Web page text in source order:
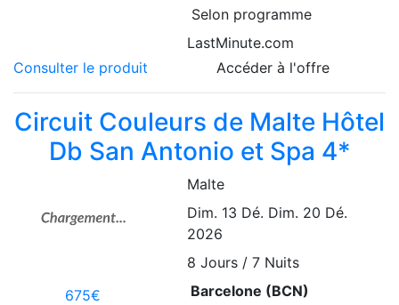
Selon programme
LastMinute.com
Consulter le produit
Accéder à l'offre
Circuit Couleurs de Malte Hôtel
Db San Antonio et Spa 4*
675€
Malte
Dim. 13 Dé. Dim. 20 Dé.
2026
8 Jours / 7 Nuits
Barcelone (BCN)